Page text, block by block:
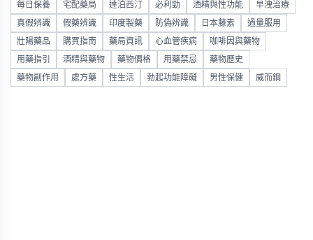
每日保養 宅配藥局 達泊西汀 必利勁 酒精與性功能 早洩治療
真假辨識 假藥辨識 印度製藥 防偽辨識 日本藤素 過量服用
壯陽藥品 購買指南 藥局資訊 心血管疾病 咖啡因與藥物
用藥指引 酒精與藥物 藥物價格 用藥禁忌 藥物歷史
藥物副作用 處方藥 性生活 勃起功能障礙 男性保健 威而鋼